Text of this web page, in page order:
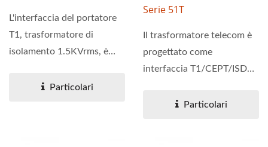
L'interfaccia del portatore
T1, trasformatore di
isolamento 1.5KVrms, è
applicazioni...Particolari
Serie 51T
Il trasformatore telecom è
progettato come
interfaccia T1/CEPT/ISDN-
isolamento...Particolari